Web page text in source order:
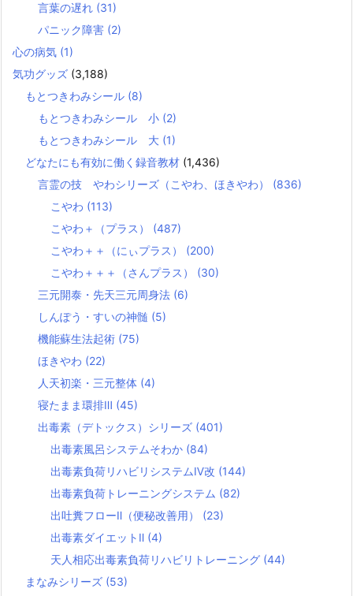
言葉の遅れ (31)
パニック障害 (2)
心の病気 (1)
気功グッズ (3,188)
もとつきわみシール (8)
もとつきわみシール 小 (2)
もとつきわみシール 大 (1)
どなたにも有効に働く録音教材 (1,436)
言霊の技 やわシリーズ（こやわ、ほきやわ） (836)
こやわ (113)
こやわ＋（プラス） (487)
こやわ＋＋（にぃプラス） (200)
こやわ＋＋＋（さんプラス） (30)
三元開泰・先天三元周身法 (6)
しんぽう・すいの神髄 (5)
機能蘇生法起術 (75)
ほきやわ (22)
人天初楽・三元整体 (4)
寝たまま環排Ⅲ (45)
出毒素（デトックス）シリーズ (401)
出毒素風呂システムそわか (84)
出毒素負荷リハビリシステムⅣ改 (144)
出毒素負荷トレーニングシステム (82)
出吐糞フローⅡ（便秘改善用） (23)
出毒素ダイエットⅡ (4)
天人相応出毒素負荷リハビリトレーニング (44)
まなみシリーズ (53)